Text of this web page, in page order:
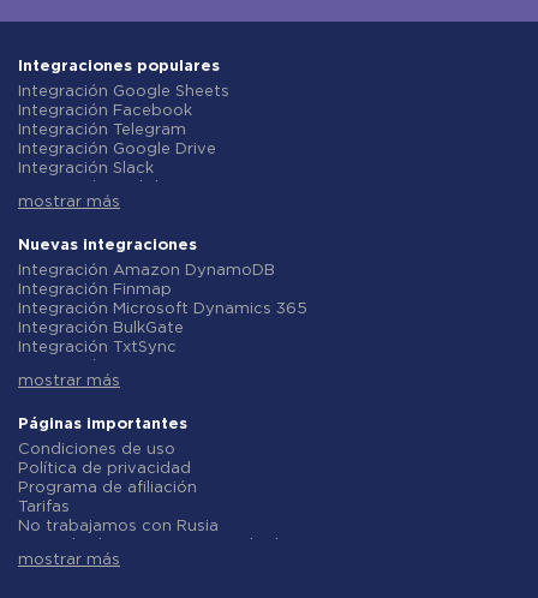
Integraciones populares
Integración Google Sheets
Integración Facebook
Integración Telegram
Integración Google Drive
Integración Slack
Integración Gmail
Integración ClickUp
Integración Airtable
Integración Google Contacts
Integración OpenAI (ChatGPT)
Integración Instagram
Integración ActiveCampaign
Integración Typeform
Integración Salesforce CRM
Integración Notion
Integración AWeber
Integración Asana
Integración ZOHO CRM
Integración Webhooks
Integración GetResponse
Integración WooCommerce
mostrar más
Nuevas integraciones
Integración Amazon DynamoDB
Integración Finmap
Integración Microsoft Dynamics 365
Integración BulkGate
Integración TxtSync
Integración Corezoid
Integración Instasent
Integración AtomPark
Integración TXTImpact
Integración Campaign Monitor
Integración CM.com
Integración D7 Networks
Integración SMS.to
Integración SMSGlobal
mostrar más
Páginas importantes
Condiciones de uso
Política de privacidad
Programa de afiliación
Tarifas
No trabajamos con Rusia
Politica de reembolso
mostrar más